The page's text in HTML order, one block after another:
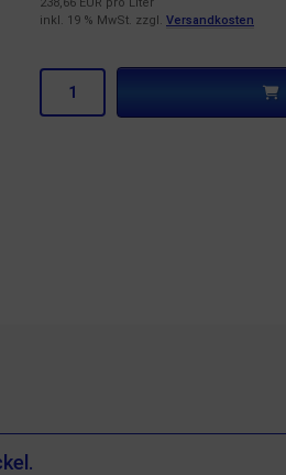
inkl. 19 % MwSt. zzgl. Versandkosten